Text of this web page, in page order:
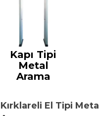
Kapı Tipi
Metal
Arama
Kırklareli El Tipi Metal